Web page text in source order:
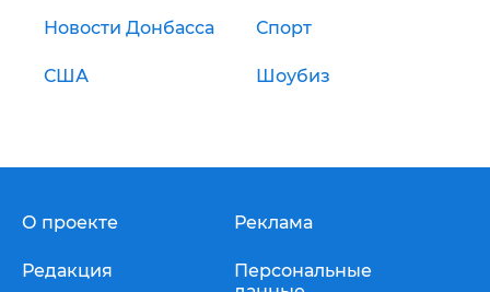
Новости Донбасса Спорт
США Шоубиз
О проекте
Редакция
Реклама
Персональные